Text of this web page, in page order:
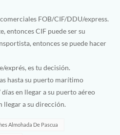
FOB/CIF/DDU/express.
entonces CIF puede ser su
entonces se puede hacer
exprés, es tu decisión.
hasta su puerto marítimo
en llegar a su puerto aéreo
llegar a su dirección.
Almohada De Pascua